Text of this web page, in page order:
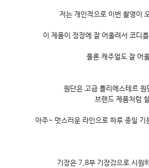
저는 개인적으로 이번 촬영이
이 제품이 정장에 잘 어울려서 코디
물론 캐주얼도 잘 어
원단은 고급 폴리에스테르
브랜드 제품처럼
아주~ 멋스러운 라인으로 하루 종일 기
기장은 7,8부 기장감으로 시원